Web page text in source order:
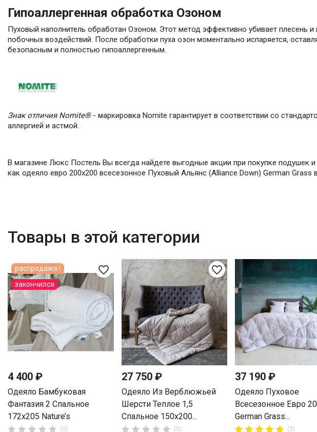
Гипоаллергенная обработка Озоном
Пуховый наполнитель обработан Озоном. Этот метод эффективно убивает плесень
побочных воздействий. После обработки пуха озон моментально испаряется,
безопасным и полностью гипоаллергенным.
Знак отличия Nomite® - маркировка Nomite гарантирует в соответствии со
аллергией и астмой.
В магазине Люкс Постель Вы всегда найдете выгодные акции при покупке подушек
как одеяло евро 200х200 всесезонное Пуховый Альянс (Alliance Down) German
Товары в этой категории
favorite_border
4 400 ₽
Одеяло Бамбуковая
Фантазия 2 Спальное
172х205 Nature’s
     (0)
распродажа !
закончился
favorite_border
27 750 ₽
Одеяло Из Верблюжьей
Шерсти Теплое 1,5
Спальное 150х200...
     (0)
37 190 ₽
Одеяло Пуховое
Всесезонное Евро
German Grass...

 (3)